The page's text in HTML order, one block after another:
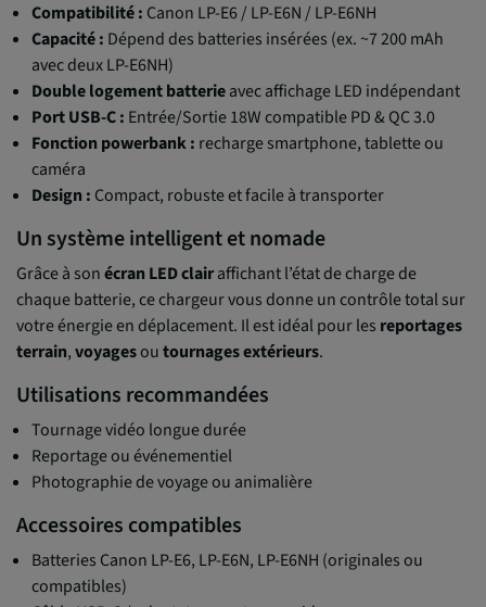
Compatibilité : Canon LP-E6 / LP-E6N / LP-E6NH
Capacité : Dépend des batteries insérées (ex. ~7 200 mAh
avec deux LP-E6NH)
Double logement batterieavec affichage LED indépendant
Port USB-C : Entrée/Sortie 18W compatible PD & QC 3.0
Fonction powerbank : recharge smartphone, tablette ou
caméra
Design : Compact, robuste et facile à transporter
Un système intelligent et nomade
Grâce à sonécran LED clairaffichant l’état de charge de
chaque batterie, ce chargeur vous donne un contrôle total sur
votre énergie en déplacement. Il est idéal pour les reportages
terrain,voyagesoutournages extérieurs.
Utilisations recommandées
Tournage vidéo longue durée
Reportage ou événementiel
Photographie de voyage ou animalière
Accessoires compatibles
Batteries Canon LP-E6, LP-E6N, LP-E6NH (originales ou
compatibles)